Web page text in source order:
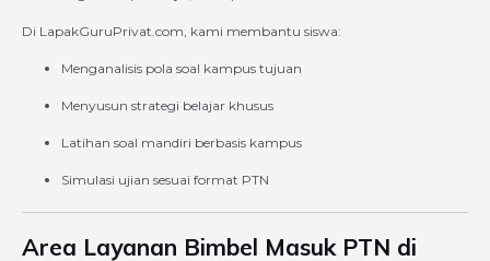
Di LapakGuruPrivat.com, kami membantu siswa:
Menganalisis pola soal kampus tujuan
Menyusun strategi belajar khusus
Latihan soal mandiri berbasis kampus
Simulasi ujian sesuai format PTN
Area Layanan Bimbel Masuk PTN di